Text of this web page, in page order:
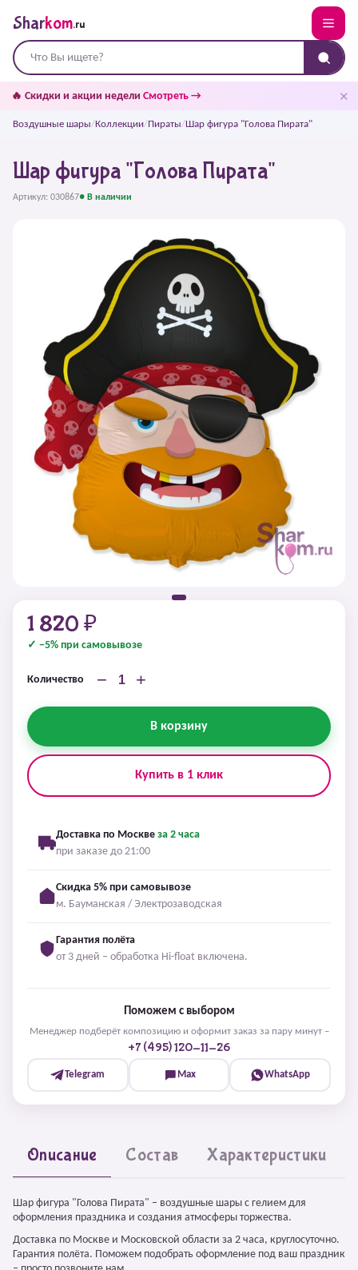
Sharkom.ru
🔥 Скидки и акции недели Смотреть → ✕
Воздушные шары/Коллекции/Пираты/Шар фигура "Голова Пирата"
Шар фигура "Голова Пирата"
Артикул: 030867● В наличии
1 820 ₽
✓ −5% при самовывозе
Количество − +
В корзину
Купить в 1 клик
Доставка по Москве за 2 часа
при заказе до 21:00
Скидка 5% при самовывозе
м. Бауманская / Электрозаводская
Гарантия полёта
от 3 дней – обработка Hi-float включена.
Поможем с выбором
Менеджер подберёт композицию и оформит заказ за пару минут –
+7 (495) 120-11-26
Telegram Max WhatsApp
Описание Состав Характеристики
Шар фигура "Голова Пирата" – воздушные шары с гелием для
оформления праздника и создания атмосферы торжества.
Доставка по Москве и Московской области за 2 часа, круглосуточно.
Гарантия полёта. Поможем подобрать оформление под ваш праздник